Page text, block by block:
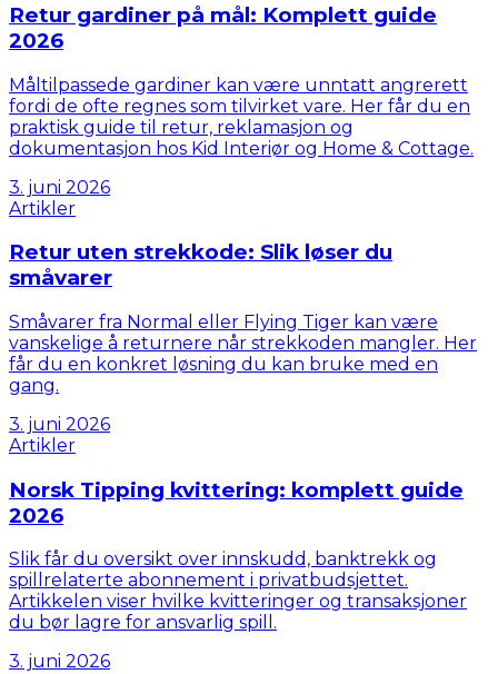
Retur gardiner på mål: Komplett guide
2026
Måltilpassede gardiner kan være unntatt angrerett
fordi de ofte regnes som tilvirket vare. Her får du en
praktisk guide til retur, reklamasjon og
dokumentasjon hos Kid Interiør og Home & Cottage.
3. juni 2026
Artikler
Retur uten strekkode: Slik løser du
småvarer
Småvarer fra Normal eller Flying Tiger kan være
vanskelige å returnere når strekkoden mangler. Her
får du en konkret løsning du kan bruke med en
gang.
3. juni 2026
Artikler
Norsk Tipping kvittering: komplett guide
2026
Slik får du oversikt over innskudd, banktrekk og
spillrelaterte abonnement i privatbudsjettet.
Artikkelen viser hvilke kvitteringer og transaksjoner
du bør lagre for ansvarlig spill.
3. juni 2026